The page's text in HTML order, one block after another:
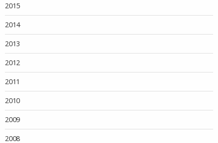
2015
2014
2013
2012
2011
2010
2009
2008